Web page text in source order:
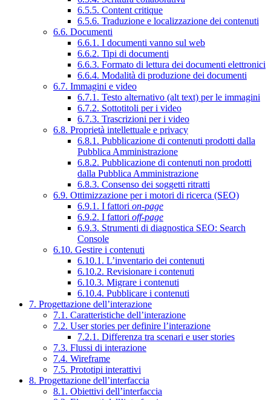
6.5.5. Content critique
6.5.6. Traduzione e localizzazione dei contenuti
6.6. Documenti
6.6.1. I documenti vanno sul web
6.6.2. Tipi di documenti
6.6.3. Formato di lettura dei documenti elettronici
6.6.4. Modalità di produzione dei documenti
6.7. Immagini e video
6.7.1. Testo alternativo (alt text) per le immagini
6.7.2. Sottotitoli per i video
6.7.3. Trascrizioni per i video
6.8. Proprietà intellettuale e privacy
6.8.1. Pubblicazione di contenuti prodotti dalla
Pubblica Amministrazione
6.8.2. Pubblicazione di contenuti non prodotti
dalla Pubblica Amministrazione
6.8.3. Consenso dei soggetti ritratti
6.9. Ottimizzazione per i motori di ricerca (SEO)
6.9.1. I fattori on-page
6.9.2. I fattori off-page
6.9.3. Strumenti di diagnostica SEO: Search
Console
6.10. Gestire i contenuti
6.10.1. L’inventario dei contenuti
6.10.2. Revisionare i contenuti
6.10.3. Migrare i contenuti
6.10.4. Pubblicare i contenuti
7. Progettazione dell’interazione
7.1. Caratteristiche dell’interazione
7.2. User stories per definire l’interazione
7.2.1. Differenza tra scenari e user stories
7.3. Flussi di interazione
7.4. Wireframe
7.5. Prototipi interattivi
8. Progettazione dell’interfaccia
8.1. Obiettivi dell’interfaccia